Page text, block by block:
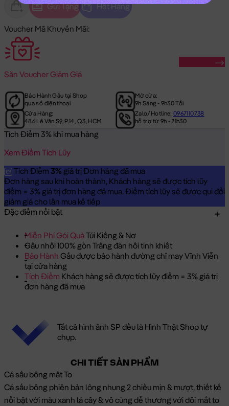
Gửi Tặng Hết Hàng
Voucher Mã Khuyến Mãi:
Săn Voucher Giảm Giá
Bảo Hành Gấu tại Shop
qua số điện thoại
Mở cửa:
9h Sáng - 9h30 Tối
Cửa Hàng:
486 Lê Văn Sỹ, P.14, Q.3, HCM
Zalo/Hotline:0967110738
hỗ trợ từ 9h - 21h30
Tích Điểm 3% khi mua hàng
Xem Điểm Tích Lũy
Tích Điểm 3% giá trị Đơn hàng đã mua
Đơn hàng sau khi hoàn thành, Khách hàng sẽ được tích lũy
điểm = 3% giá trị đơn hàng đã mua. Điểm tích lũy sẽ được qui đổi
giảm giá cho lần mua kế tiếp
Đặc điểm nổi bật
Miễn Phí Gói QuàTúi Kiếng & Nơ
Gấu nhồi 100% gòn Trắng đàn hồi tinh khiết
Bảo Hành Gấu được bảo hành đường chỉ may Vĩnh Viễn
tại cửa hàng
Tích Điểm Khách hàng sẽ được tích lũy điểm = 3% giá trị
đơn hàng đã mua
Tất cả hình ảnh SP đều là Hình Thật Shop tự
chụp.
CHI TIẾT SẢN PHẨM
Cá sấu bông mắt To
Cá sấu bông phiên bản lông nhung 2 chiều mịn & mượt, thiết kế
nỗi bật với màu xanh lá cây & vô cùng dễ thương với đôi mắt to